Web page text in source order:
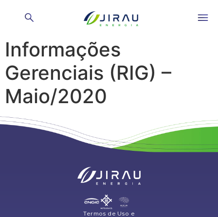
Relatório de
Informações
Gerenciais (RIG) –
Maio/2020
Termos de Uso e